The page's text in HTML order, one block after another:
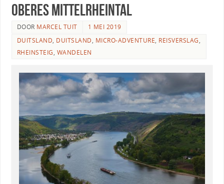
Oberes Mittelrheintal
DOOR MARCEL TUIT
1 MEI 2019
DUITSLAND, DUITSLAND, MICRO-ADVENTURE, REISVERSLAG,
RHEINSTEIG, WANDELEN